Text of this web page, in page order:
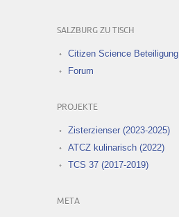
SALZBURG ZU TISCH
Citizen Science Beteiligung
Forum
PROJEKTE
Zisterzienser (2023-2025)
ATCZ kulinarisch (2022)
TCS 37 (2017-2019)
META